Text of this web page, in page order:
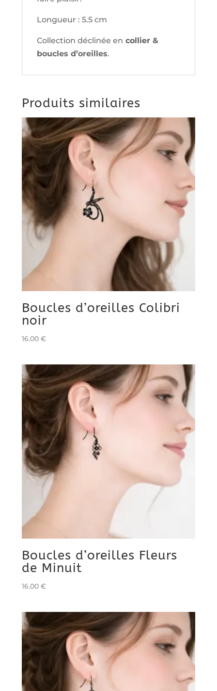
Longueur : 5.5 cm
Collection déclinée en collier&
boucles d’oreilles.
Produits similaires
Boucles d’oreilles Colibri
noir
16.00 €
Boucles d’oreilles Fleurs
de Minuit
16.00 €